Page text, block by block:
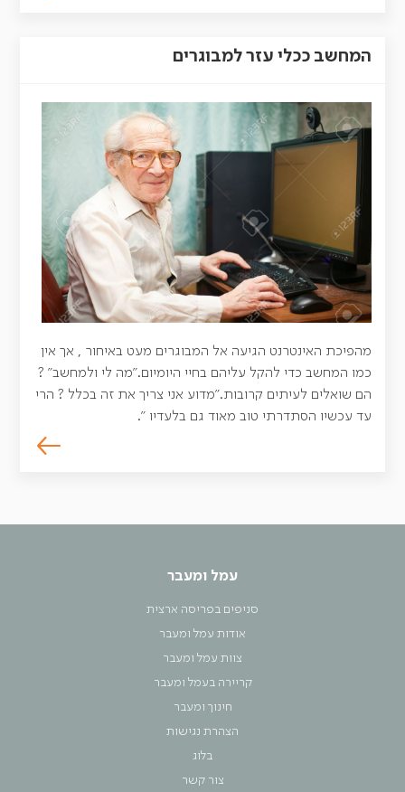
המחשב ככלי עזר למבוגרים
מהפיכת האינטרנט הגיעה אל המבוגרים מעט באיחור , אך אין
כמו המחשב כדי להקל עליהם בחיי היומיום."מה לי ולמחשב" ?
הם שואלים לעיתים קרובות."מדוע אני צריך את זה בכלל ? הרי
עד עכשיו הסתדרתי טוב מאוד גם בלעדיו ".
עמל ומעבר
סניפים בפריסה ארצית
אודות עמל ומעבר
צוות עמל ומעבר
קריירה בעמל ומעבר
חינוך ומעבר
הצהרת נגישות
בלוג
צור קשר